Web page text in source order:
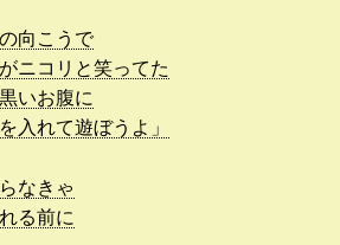
向こうで
ニコリと笑ってた
黒いお腹に
入れて遊ぼうよ」
なきゃ
る前に